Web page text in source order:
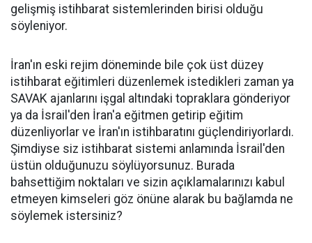
gelişmiş istihbarat sistemlerinden birisi olduğu
söyleniyor.
İran'ın eski rejim döneminde bile çok üst düzey
istihbarat eğitimleri düzenlemek istedikleri zaman ya
SAVAK ajanlarını işgal altındaki topraklara gönderiyor
ya da İsrail'den İran'a eğitmen getirip eğitim
düzenliyorlar ve İran'ın istihbaratını güçlendiriyorlardı.
Şimdiyse siz istihbarat sistemi anlamında İsrail'den
üstün olduğunuzu söylüyorsunuz. Burada
bahsettiğim noktaları ve sizin açıklamalarınızı kabul
etmeyen kimseleri göz önüne alarak bu bağlamda ne
söylemek istersiniz?